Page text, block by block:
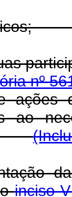
nº
ao
da
inciso